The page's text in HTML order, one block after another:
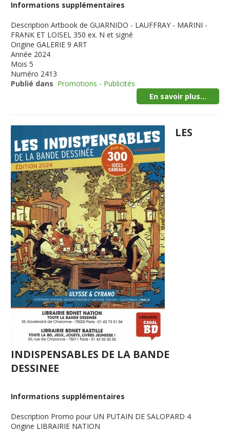
Informations supplémentaires
Description Artbook de GUARNIDO - LAUFFRAY - MARINI -
FRANK ET LOISEL 350 ex. N et signé
Origine GALERIE 9 ART
Année 2024
Mois 5
Numéro 2413
Publié dans Promotions - Publicités
En savoir plus...
LES
INDISPENSABLES DE LA BANDE
DESSINEE
Informations supplémentaires
Description Promo pour UN PUTAIN DE SALOPARD 4
Origine LIBRAIRIE NATION